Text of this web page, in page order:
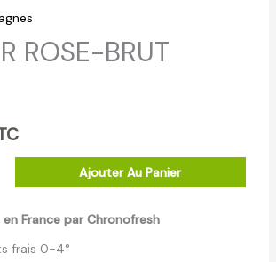
ROSE-BRUT
Ajouter Au Panier
France par Chronofresh
frais 0-4°